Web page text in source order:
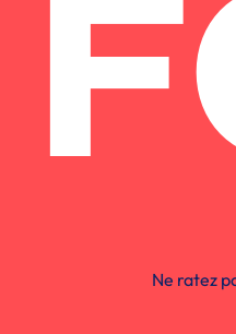
Ne ratez